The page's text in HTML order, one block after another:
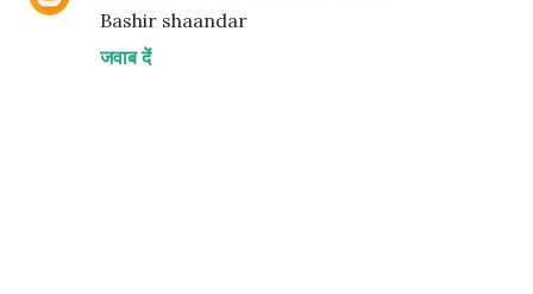
Bashir shaandar
जवाब दें